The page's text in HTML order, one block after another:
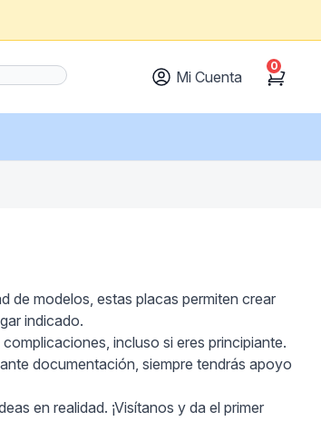
Mi Cuenta Cart
0
de modelos, estas placas permiten crear
indicado.
incluso si eres principiante.
documentación, siempre tendrás apoyo
en realidad. ¡Visítanos y da el primer